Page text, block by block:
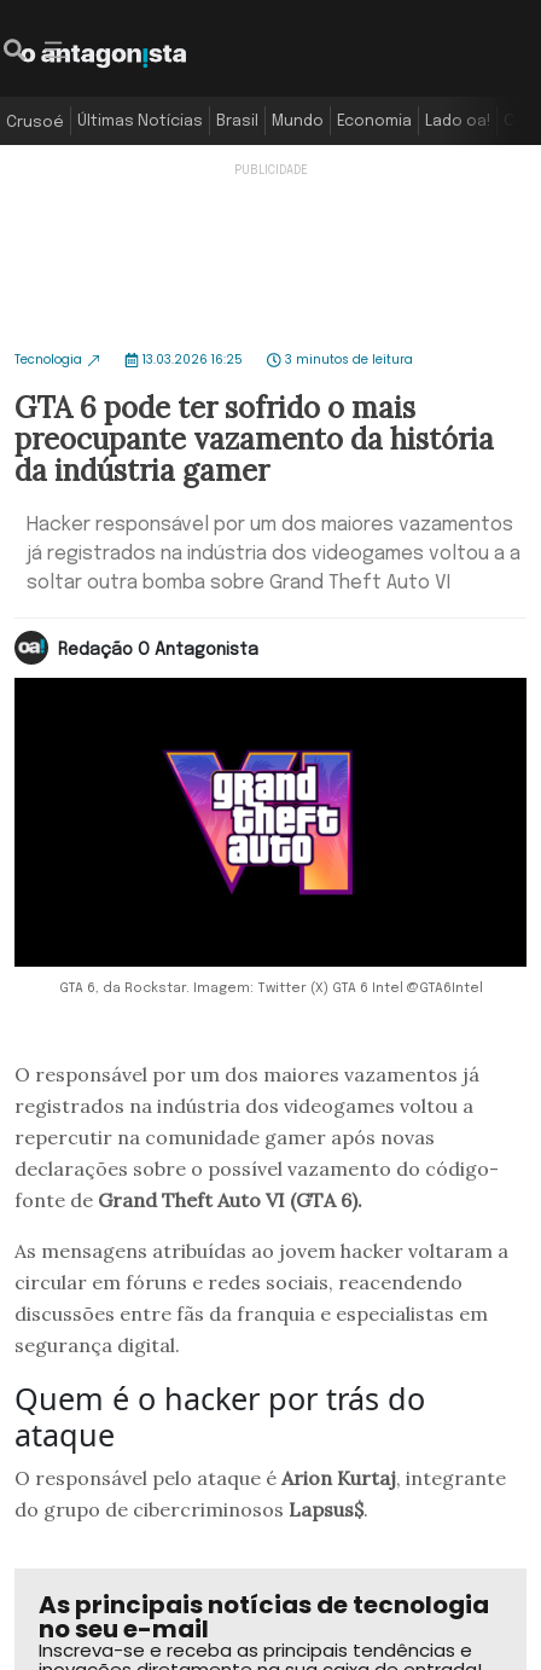
Crusoé Últimas Notícias Brasil Mundo Economia Lado oa!
Tecnologia 13.03.2026 16:25 3 minutos de leitura
GTA 6 pode ter sofrido o mais
preocupante vazamento da história
da indústria gamer
Hacker responsável por um dos maiores vazamentos
já registrados na indústria dos videogames voltou a a
soltar outra bomba sobre Grand Theft Auto VI
Redação O Antagonista
GTA 6, da Rockstar. Imagem: Twitter (X) GTA 6 Intel @GTA6Intel
O responsável por um dos maiores vazamentos já
registrados na indústria dos videogames voltou a
repercutir na comunidade gamer após novas
declarações sobre o possível vazamento do código-
fonte de Grand Theft Auto VI (GTA 6).
As mensagens atribuídas ao jovem hacker voltaram a
circular em fóruns e redes sociais, reacendendo
discussões entre fãs da franquia e especialistas em
segurança digital.
Quem é o hacker por trás do
ataque
O responsável pelo ataque é Arion Kurtaj, integrante
do grupo de cibercriminosos Lapsus$.
As principais notícias de tecnologia
no seu e-mail
Inscreva-se e receba as principais tendências e